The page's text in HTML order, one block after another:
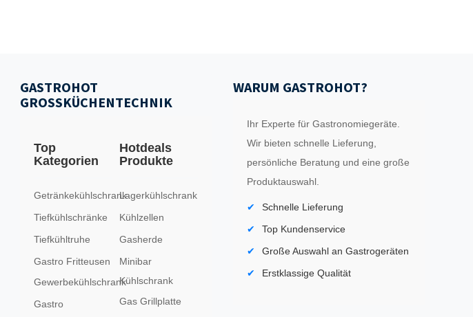
GASTROHOT
GROSSKÜCHENTECHNIK
Top
Kategorien
Getränkekühlschrank
Tiefkühlschränke
Tiefkühltruhe
Gastro Fritteusen
Gewerbekühlschrank
Gastro
Hotdeals
Produkte
Lagerkühlschrank
Kühlzellen
Gasherde
Minibar
Kühlschrank
Gas Grillplatte
WARUM GASTROHOT?
Ihr Experte für Gastronomiegeräte.
Wir bieten schnelle Lieferung,
persönliche Beratung und eine große
Produktauswahl.
Schnelle Lieferung
Top Kundenservice
Große Auswahl an Gastrogeräten
Erstklassige Qualität